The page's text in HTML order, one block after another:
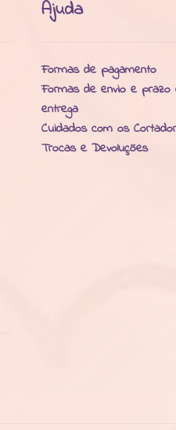
Ajuda
Formas de pagamento
Formas de envio e prazo
entrega
Cuidados com os
Trocas e Devoluções